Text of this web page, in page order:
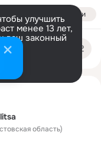
Войти
улучшить
менее 13 лет,
ваш законный
область)